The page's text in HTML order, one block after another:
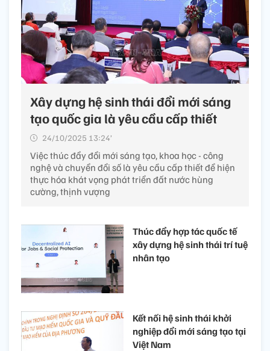
Xây dựng hệ sinh thái đổi mới sáng
tạo quốc gia là yêu cầu cấp thiết
24/10/2025 13:24’
Việc thúc đẩy đổi mới sáng tạo, khoa học - công
nghệ và chuyển đổi số là yêu cầu cấp thiết để hiện
thực hóa khát vọng phát triển đất nước hùng
cường, thịnh vượng
Thúc đẩy hợp tác quốc tế
xây dựng hệ sinh thái trí tuệ
nhân tạo
Kết nối hệ sinh thái khởi
nghiệp đổi mới sáng tạo tại
Việt Nam